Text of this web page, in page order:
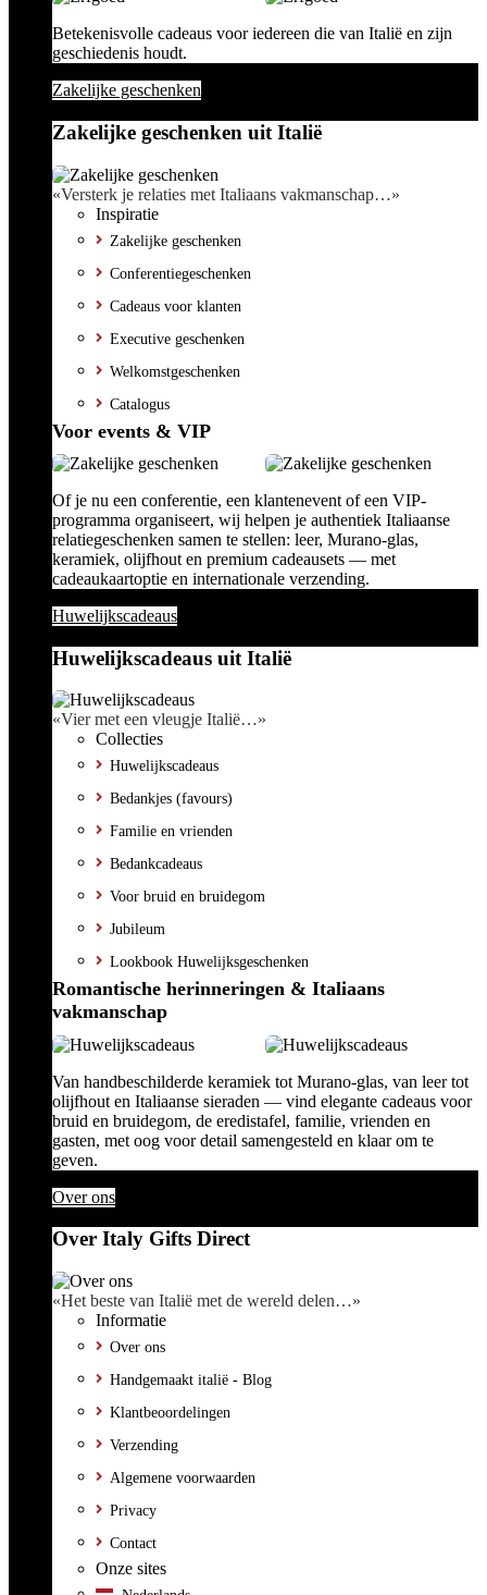
Betekenisvolle cadeaus voor iedereen die van Italië en zijn
geschiedenis houdt.
Zakelijke geschenken
Zakelijke geschenken uit Italië
«Versterk je relaties met Italiaans vakmanschap…»
Inspiratie
Zakelijke geschenken
Conferentiegeschenken
Cadeaus voor klanten
Executive geschenken
Welkomstgeschenken
Catalogus
Voor events & VIP
Of je nu een conferentie, een klantenevent of een VIP-
programma organiseert, wij helpen je authentiek Italiaanse
relatiegeschenken samen te stellen: leer, Murano-glas,
keramiek, olijfhout en premium cadeausets — met
cadeaukaartoptie en internationale verzending.
Huwelijkscadeaus
Huwelijkscadeaus uit Italië
«Vier met een vleugje Italië…»
Collecties
Huwelijkscadeaus
Bedankjes (favours)
Familie en vrienden
Bedankcadeaus
Voor bruid en bruidegom
Jubileum
Lookbook Huwelijksgeschenken
Romantische herinneringen & Italiaans
vakmanschap
Van handbeschilderde keramiek tot Murano-glas, van leer tot
olijfhout en Italiaanse sieraden — vind elegante cadeaus voor
bruid en bruidegom, de eredistafel, familie, vrienden en
gasten, met oog voor detail samengesteld en klaar om te
geven.
Over ons
Over Italy Gifts Direct
«Het beste van Italië met de wereld delen…»
Informatie
Over ons
Handgemaakt italië - Blog
Klantbeoordelingen
Verzending
Algemene voorwaarden
Privacy
Contact
Onze sites